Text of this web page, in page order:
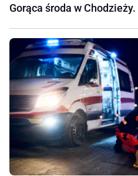
Gorąca środa w